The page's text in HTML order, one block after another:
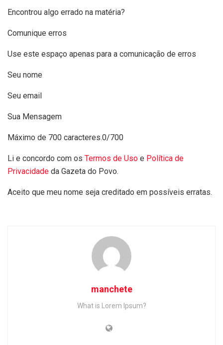
Encontrou algo errado na matéria?
Comunique erros
Use este espaço apenas para a comunicação de erros
Seu nome
Seu email
Sua Mensagem
Máximo de 700 caracteres.0/700
Li e concordo com os Termos de Uso e Política de
Privacidade da Gazeta do Povo.
Aceito que meu nome seja creditado em possíveis erratas.
manchete
What is Lorem Ipsum?